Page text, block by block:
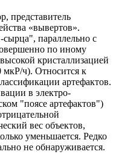
представитель
«вывертов».
параллельно с
по иному
кристаллизацией
мкР/ч). Относится к
артефактов.
в электро-
"поясе артефактов")
вес объектов,
уменьшается. Редко
не обнаруживается.